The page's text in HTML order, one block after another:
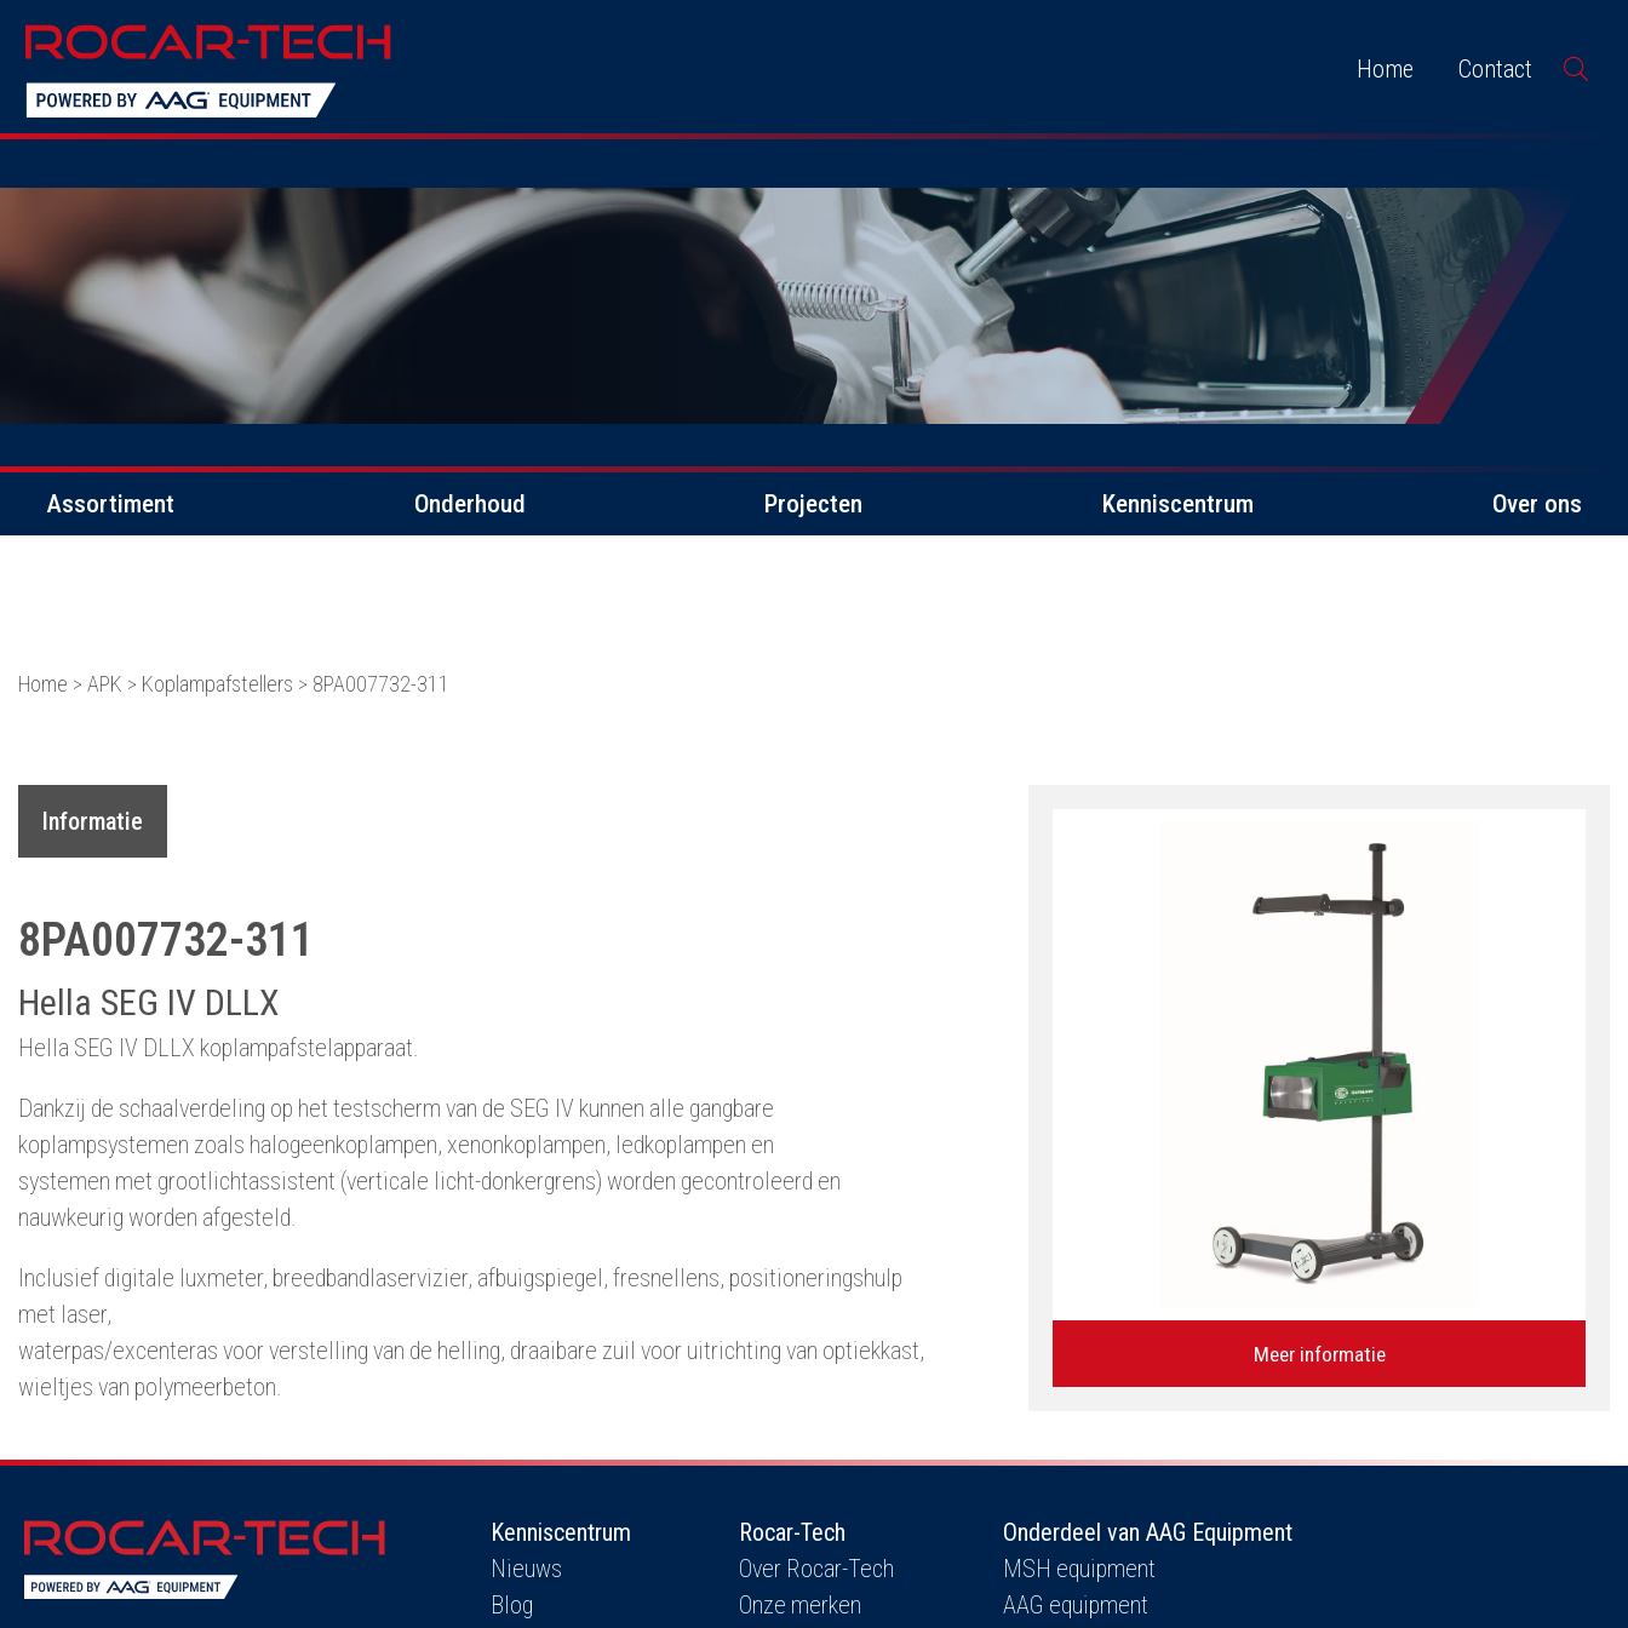
Home Contact
Assortiment Onderhoud Projecten Kenniscentrum Over ons
Home > APK > Koplampafstellers > 8PA007732-311
Informatie
8PA007732-311
Hella SEG IV DLLX
Hella SEG IV DLLX koplampafstelapparaat.
Dankzij de schaalverdeling op het testscherm van de SEG IV kunnen alle gangbare
koplampsystemen zoals halogeenkoplampen, xenonkoplampen, ledkoplampen en
systemen met grootlichtassistent (verticale licht-donkergrens) worden gecontroleerd en
nauwkeurig worden afgesteld.
Inclusief digitale luxmeter, breedbandlaservizier, afbuigspiegel, fresnellens, positioneringshulp
met laser,
waterpas/excenteras voor verstelling van de helling, draaibare zuil voor uitrichting van optiekkast,
wieltjes van polymeerbeton.
Meer informatie
Kenniscentrum
Nieuws
Blog
Rocar-Tech
Over Rocar-Tech
Onze merken
Onderdeel van AAG Equipment
MSH equipment
AAG equipment